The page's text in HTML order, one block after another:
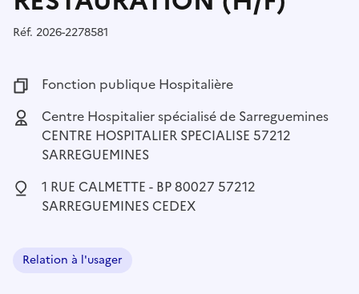
Réf. Référence :
2026-2278581
Fonction publique :
Fonction publique Hospitalière
Employeur :
Centre Hospitalier spécialisé de Sarreguemines
CENTRE HOSPITALIER SPECIALISE 57212
SARREGUEMINES
Localisation :
1 RUE CALMETTE - BP 80027 57212
SARREGUEMINES CEDEX
Domaine :
Relation à l'usager